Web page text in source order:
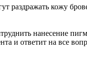
раздражать кожу
нанесение
и ответит на все